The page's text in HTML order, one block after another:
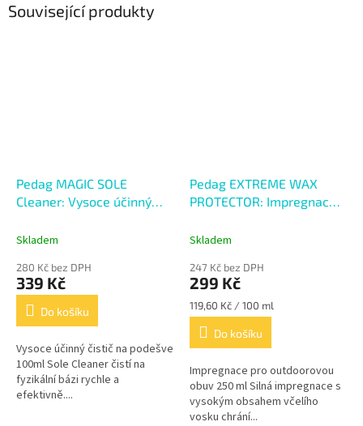
Související produkty
Pedag MAGIC SOLE
Cleaner: Vysoce účinný
Skladem
280 Kč bez DPH
339 Kč
Do košíku
Vysoce účinný čistič na podešve
100ml Sole Cleaner čistí na
fyzikální bázi rychle a
efektivně....
Pedag EXTREME WAX
PROTECTOR: Impregnace s
Skladem
247 Kč bez DPH
299 Kč
Měrná
cena:
119,60 Kč / 100 ml
Do košíku
Impregnace pro outdoorovou
obuv 250 ml Silná impregnace s
vysokým obsahem včelího
vosku chrání...